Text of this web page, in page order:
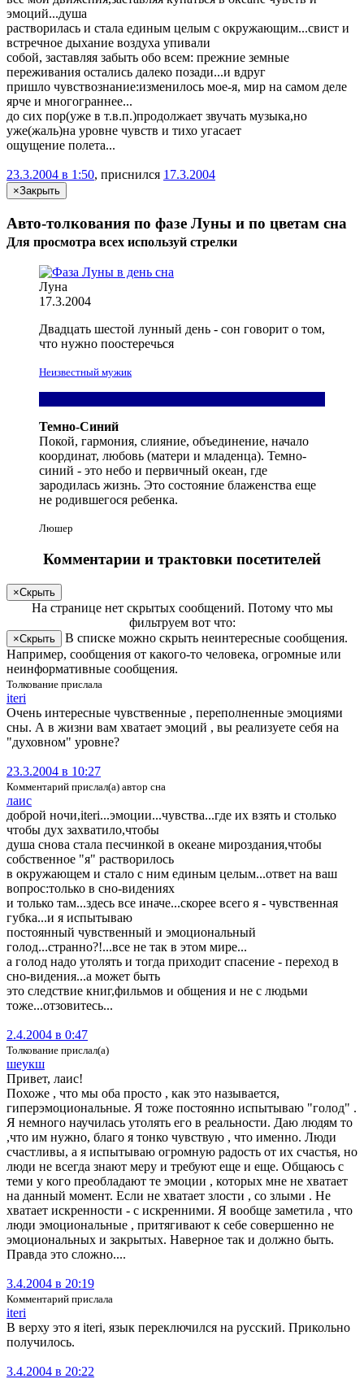
эмоций...душа
растворилась и стала единым целым с окружающим...свист и
встречное дыхание воздуха упивали
собой, заставляя забыть обо всем: прежние земные
переживания остались далеко позади...и вдруг
пришло чувствознание:изменилось мое-я, мир на самом деле
ярче и многограннее...
до сих пор(уже в т.в.п.)продолжает звучать музыка,но
уже(жаль)на уровне чувств и тихо угасает
ощущение полета...
23.3.2004 в 1:50, приснился 17.3.2004
×Закрыть
Авто-толкования по фазе Луны и по цветам сна
Для просмотра всех используй стрелки
Луна
17.3.2004
Двадцать шестой лунный день - сон говорит о том,
что нужно поостеречься
Неизвестный мужик
Темно-Синий
Покой, гармония, слияние, объединение, начало
координат, любовь (матери и младенца). Темно-
синий - это небо и первичный океан, где
зародилась жизнь. Это состояние блаженства еще
не родившегося ребенка.
Люшер
Комментарии и трактовки посетителей
×Скрыть
На странице нет скрытых сообщений. Потому что мы
фильтруем вот что:
×Скрыть
В списке можно скрыть неинтересные сообщения.
Например, сообщения от какого-то человека, огромные или
неинформативные сообщения.
Толкование прислала
iteri
Очень интересные чувственные , переполненные эмоциями
сны. А в жизни вам хватает эмоций , вы реализуете себя на
"духовном" уровне?
23.3.2004 в 10:27
Комментарий прислал(а) автор сна
лаис
доброй ночи,iteri...эмоции...чувства...где их взять и столько
чтобы дух захватило,чтобы
душа снова стала песчинкой в океане мироздания,чтобы
собственное "я" растворилось
в окружающем и стало с ним единым целым...ответ на ваш
вопрос:только в сно-видениях
и только там...здесь все иначе...скорее всего я - чувственная
губка...и я испытываю
постоянный чувственный и эмоциональный
голод...странно?!...все не так в этом мире...
а голод надо утолять и тогда приходит спасение - переход в
сно-видения...а может быть
это следствие книг,фильмов и общения и не с людьми
тоже...отзовитесь...
2.4.2004 в 0:47
Толкование прислал(а)
шеукш
Привет, лаис!
Похоже , что мы оба просто , как это называется,
гиперэмоциональные. Я тоже постоянно испытываю "голод" .
Я немного научилась утолять его в реальности. Даю людям то
,что им нужно, благо я тонко чувствую , что именно. Люди
счастливы, а я испытываю огромную радость от их счастья, но
люди не всегда знают меру и требуют еще и еще. Общаюсь с
теми у кого преобладают те эмоции , которых мне не хватает
на данный момент. Если не хватает злости , со злыми . Не
хватает искренности - с искренними. Я вообще заметила , что
люди эмоциональные , притягивают к себе совершенно не
эмоциональных и закрытых. Наверное так и должно быть.
Правда это сложно....
3.4.2004 в 20:19
Комментарий прислала
iteri
В верху это я iteri, язык переключился на русский. Прикольно
получилось.
3.4.2004 в 20:22